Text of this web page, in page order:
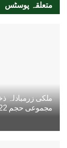
متعلقہ پوسٹس
مجموعی حجم 22 ارب 47 کروڑ ڈالر تک پہنچ گیا